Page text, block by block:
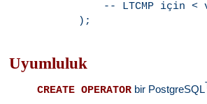
-- LTCMP için <
Uyumluluk
CREATE OPERATOR bir PostgreSQL